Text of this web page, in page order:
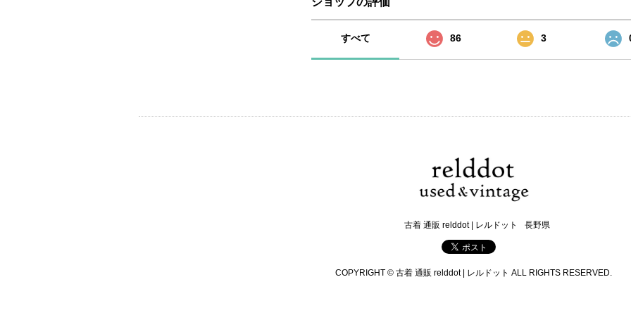
すべて 86 3
古着 通販 relddot | レルドット 長野県
COPYRIGHT © 古着 通販 relddot | レルドット ALL RIGHTS RESERVED.